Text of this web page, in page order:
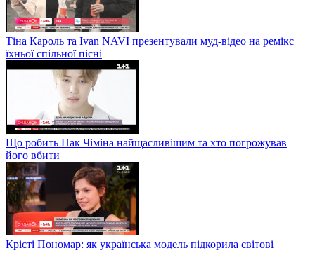
Тіна Кароль та Ivan NAVI презентували муд-відео на ремікс
їхньої спільної пісні
Що робить Пак Чіміна найщасливішим та хто погрожував
його вбити
Крісті Пономар: як українська модель підкорила світові